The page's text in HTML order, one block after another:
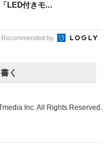
LED付きモ...
Recommended by
く
Inc. All Rights Reserved.